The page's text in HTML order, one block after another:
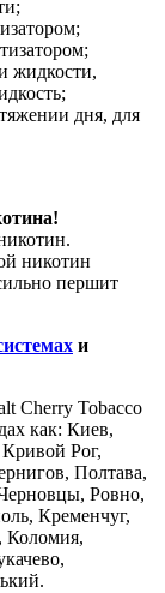
жидкости,
дня, для
никотин
першит
и
Cherry Tobacco
как: Киев,
Рог,
Полтава,
Ровно,
Кременчуг,
Коломия,